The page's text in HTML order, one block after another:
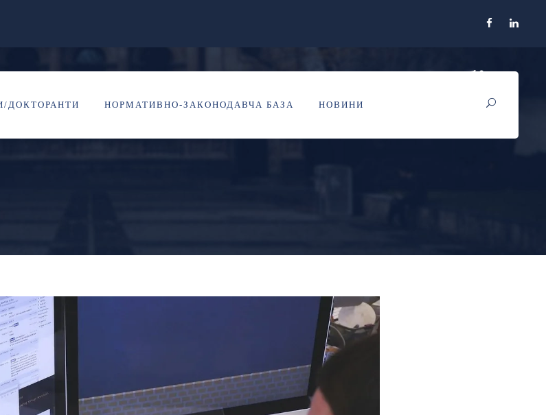
ДОКТОРАНТИ НОРМАТИВНО-ЗАКОНОДАВЧА БАЗА НОВИНИ
студентських наукових робіт
у межах Візнаки імені Сергія